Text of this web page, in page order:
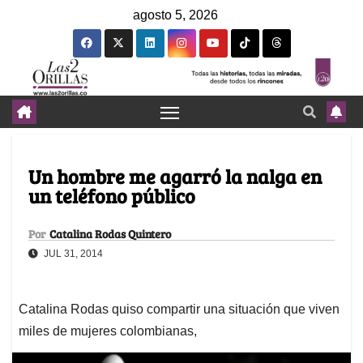
agosto 5, 2026
Un hombre me agarró la nalga en
un teléfono público
Por Catalina Rodas Quintero
JUL 31, 2014
Catalina Rodas quiso compartir una situación que viven
miles de mujeres colombianas,